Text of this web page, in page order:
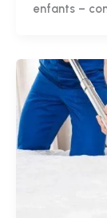
enfants –